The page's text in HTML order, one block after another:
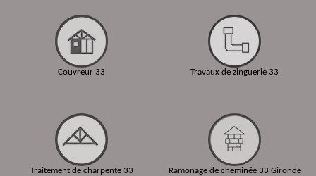
Couvreur 33
Traitement de charpente 33
Travaux de zinguerie 33
Ramonage de cheminée 33 Gironde